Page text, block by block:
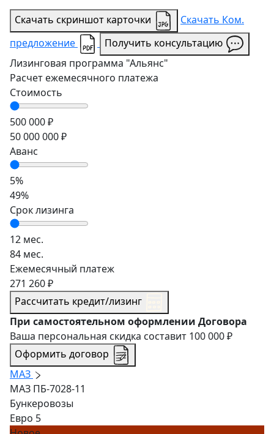
Скачать скриншот карточки
Скачать Ком.
предложение
Получить консультацию
Лизинговая программа "Альянс"
Расчет ежемесячного платежа
Стоимость
500 000 ₽
50 000 000 ₽
Аванс
5%
49%
Срок лизинга
12 мес.
84 мес.
Ежемесячный платеж
271 260 ₽
Рассчитать кредит/лизинг
При самостоятельном оформлении Договора
Ваша персональная скидка составит 100 000 ₽
Оформить договор
МАЗ
МАЗ ПБ-7028-11
Бункеровозы
Евро 5